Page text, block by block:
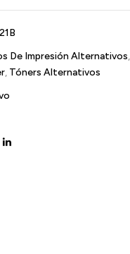
De Impresión Alternativos,
, Tóners Alternativos